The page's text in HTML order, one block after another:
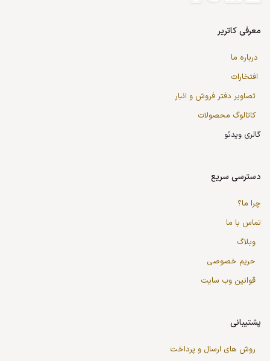
معرفی کاتریر
درباره ما
افتخارات
تصاویر دفتر فروش و انبار
کاتالوگ محصولات
گالری ویدئو
دسترسی سریع
چرا ما؟
تماس با ما
وبلاگ
حریم خصوصی
قوانین وب سایت
پشتیبانی
روش های ارسال و پرداخت